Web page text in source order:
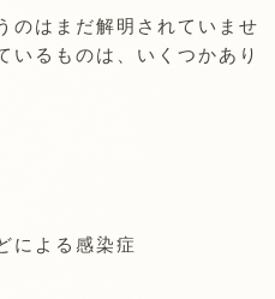
のはまだ解明されていませ
いるものは、いくつかあり
による感染症